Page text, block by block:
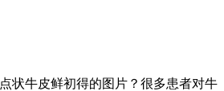
点状牛皮鲜初得的图片？很多患者对牛